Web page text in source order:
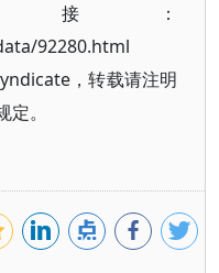
接：
92280.html
，转载请注明
。